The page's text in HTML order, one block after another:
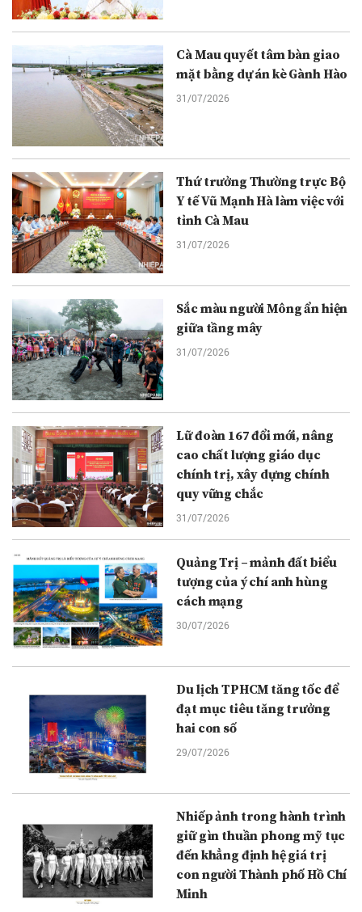
Cà Mau quyết tâm bàn giao
mặt bằng dự án kè Gành Hào
31/07/2026
Thứ trưởng Thường trực Bộ
Y tế Vũ Mạnh Hà làm việc với
tỉnh Cà Mau
31/07/2026
Sắc màu người Mông ẩn hiện
giữa tầng mây
31/07/2026
Lữ đoàn 167 đổi mới, nâng
cao chất lượng giáo dục
chính trị, xây dựng chính
quy vững chắc
31/07/2026
Quảng Trị – mảnh đất biểu
tượng của ý chí anh hùng
cách mạng
30/07/2026
Du lịch TPHCM tăng tốc để
đạt mục tiêu tăng trưởng
hai con số
29/07/2026
Nhiếp ảnh trong hành trình
giữ gìn thuần phong mỹ tục
đến khẳng định hệ giá trị
con người Thành phố Hồ Chí
Minh